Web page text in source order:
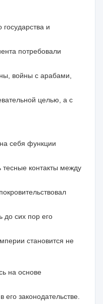
и
потребовали
войны с арабами,
целью, а с
себя функции
контакты между
до сих пор его
становится не
на основе
законодательстве.